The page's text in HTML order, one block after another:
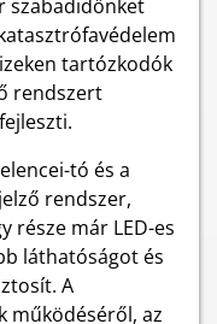
szabadidőnket
tartózkodók
rendszert
tó és a
rendszer,
része már LED-es
láthatóságot és
A
működéséről, az